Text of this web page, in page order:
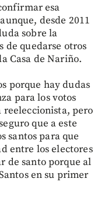
esa
desde 2011
sobre la
de quedarse otros
Casa de Nariño.
porque hay dudas
para los votos
pero
que a este
santos para que
entre los electores
de santo porque al
en su primer